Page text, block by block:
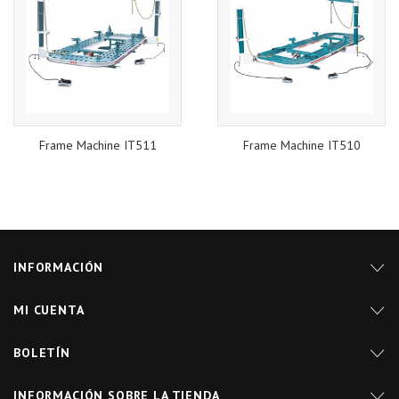
Frame Machine IT511 Frame Machine IT510
INFORMACIÓN
MI CUENTA
BOLETÍN
INFORMACIÓN SOBRE LA TIENDA